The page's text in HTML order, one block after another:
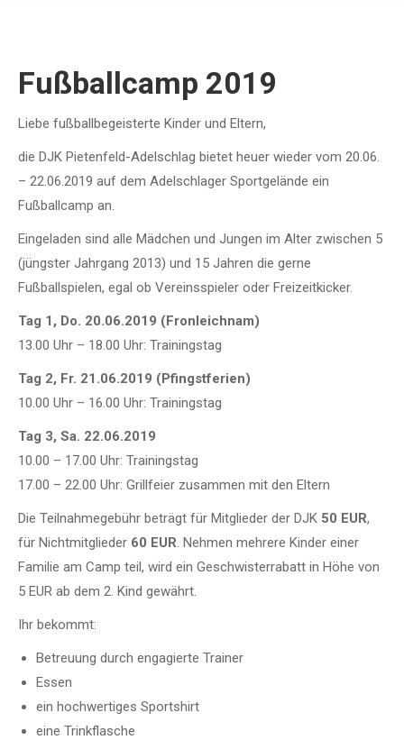
Fußballcamp 2019
Liebe fußballbegeisterte Kinder und Eltern,
die DJK Pietenfeld-Adelschlag bietet heuer wieder vom 20.06.
– 22.06.2019 auf dem Adelschlager Sportgelände ein
Fußballcamp an.
Eingeladen sind alle Mädchen und Jungen im Alter zwischen 5
(jüngster Jahrgang 2013) und 15 Jahren die gerne
Fußballspielen, egal ob Vereinsspieler oder Freizeitkicker.
Tag 1, Do. 20.06.2019 (Fronleichnam)
13.00 Uhr – 18.00 Uhr: Trainingstag
Tag 2, Fr. 21.06.2019 (Pfingstferien)
10.00 Uhr – 16.00 Uhr: Trainingstag
Tag 3, Sa. 22.06.2019
10.00 – 17.00 Uhr: Trainingstag
17.00 – 22.00 Uhr: Grillfeier zusammen mit den Eltern
Die Teilnahmegebühr beträgt für Mitglieder der DJK 50 EUR,
für Nichtmitglieder 60 EUR. Nehmen mehrere Kinder einer
Familie am Camp teil, wird ein Geschwisterrabatt in Höhe von
5 EUR ab dem 2. Kind gewährt.
Ihr bekommt:
Betreuung durch engagierte Trainer
Essen
ein hochwertiges Sportshirt
eine Trinkflasche